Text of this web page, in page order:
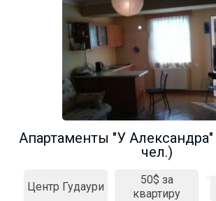
Апартаменты "У Александра"
чел.)
Центр Гудаури
50$ за
квартиру